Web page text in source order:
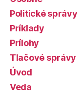
Politické správy
Príklady
Prílohy
Tlačové správy
Úvod
Veda